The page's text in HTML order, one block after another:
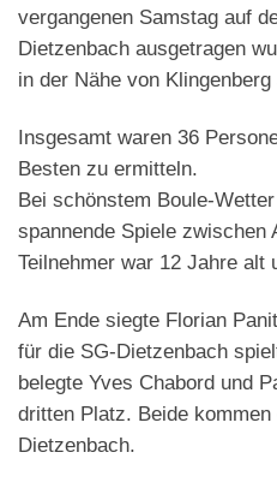
vergangenen Samstag auf
Dietzenbach ausgetragen
in der Nähe von
Insgesamt waren 36
Besten zu ermitteln.
Bei schönstem Boule-
spannende Spiele zwischen
Teilnehmer war 12 Jahre alt
Am Ende siegte Florian
für die SG-Dietzenbach
belegte Yves Chabord und
dritten Platz. Beide
Dietzenbach.